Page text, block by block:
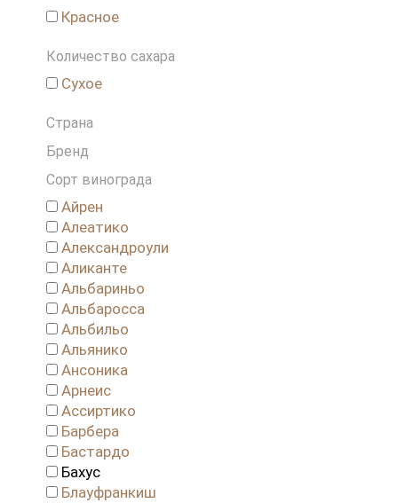
Красное
Количество сахара
Сухое
Страна
Бренд
Сорт винограда
Айрен
Алеатико
Александроули
Аликанте
Альбариньо
Альбаросса
Альбильо
Альянико
Ансоника
Арнеис
Ассиртико
Барбера
Бастардо
Бахус
Блауфранкиш